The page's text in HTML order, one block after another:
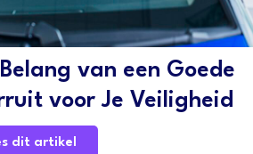
van een Goede
voor Je Veiligheid
dit artikel